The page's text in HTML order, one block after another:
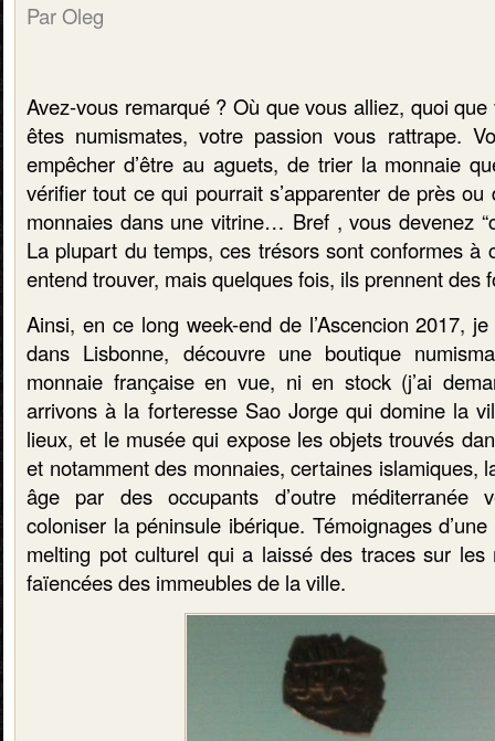
Par Oleg
Avez-vous remarqué ? Où que vous alliez, quoi
êtes numismates, votre passion vous rattrape.
empêcher d’être au aguets, de trier la monnaie
vérifier tout ce qui pourrait s’apparenter de près
monnaies dans une vitrine… Bref , vous devenez
La plupart du temps, ces trésors sont conformes à
entend trouver, mais quelques fois, ils prennent des
Ainsi, en ce long week-end de l’Ascencion 2017,
dans Lisbonne, découvre une boutique
monnaie française en vue, ni en stock (j’ai
arrivons à la forteresse Sao Jorge qui domine la
lieux, et le musée qui expose les objets trouvés
et notamment des monnaies, certaines islamiques,
âge par des occupants d’outre méditerranée
coloniser la péninsule ibérique. Témoignages
melting pot culturel qui a laissé des traces sur les
faïencées des immeubles de la ville.